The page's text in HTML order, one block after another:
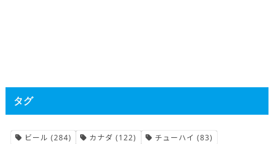
タグ
ビール (284) カナダ (122) チューハイ (83)